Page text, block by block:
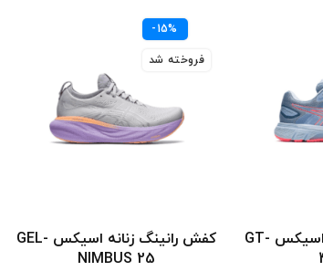
ها
کفش رانینگ زنانه اسیکس GT-
-15%
فروخته شد
انتخاب گزینه ها
کفش رانینگ زنانه اسیکس GEL-
NIMBUS 25